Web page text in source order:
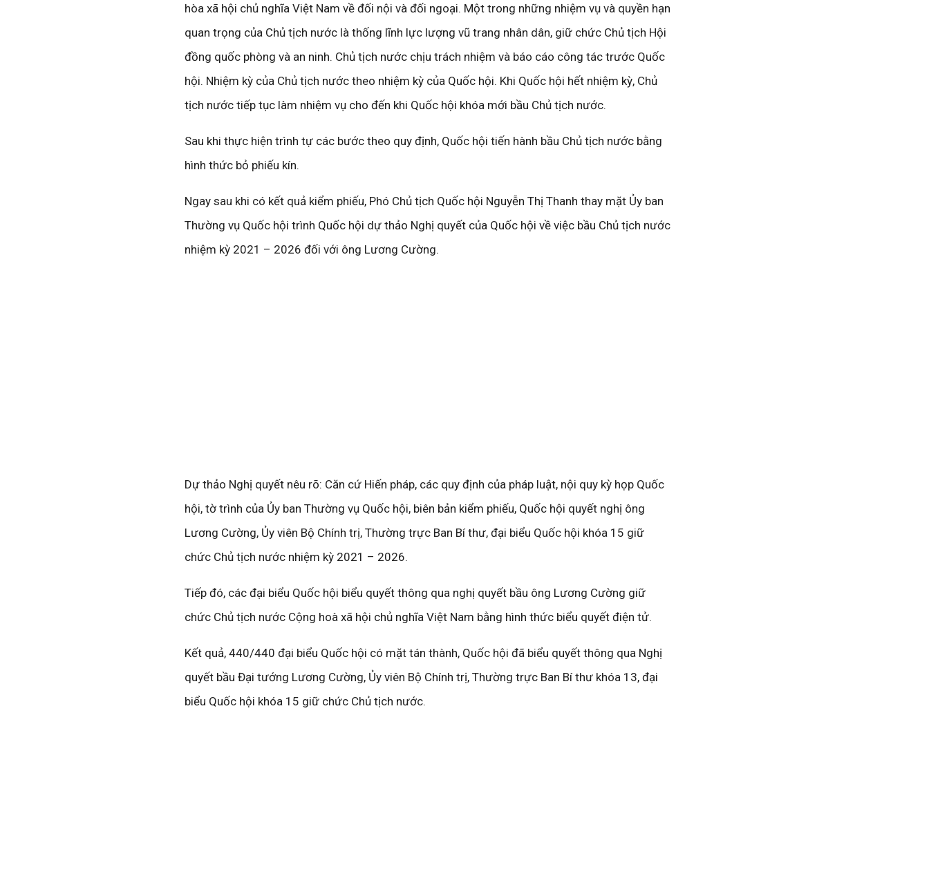
hòa xã hội chủ nghĩa Việt Nam về đối nội và đối ngoại. Một trong những nhiệm vụ và quyền hạn
quan trọng của Chủ tịch nước là thống lĩnh lực lượng vũ trang nhân dân, giữ chức Chủ tịch Hội
đồng quốc phòng và an ninh. Chủ tịch nước chịu trách nhiệm và báo cáo công tác trước Quốc
hội. Nhiệm kỳ của Chủ tịch nước theo nhiệm kỳ của Quốc hội. Khi Quốc hội hết nhiệm kỳ, Chủ
tịch nước tiếp tục làm nhiệm vụ cho đến khi Quốc hội khóa mới bầu Chủ tịch nước.
Sau khi thực hiện trình tự các bước theo quy định, Quốc hội tiến hành bầu Chủ tịch nước bằng
hình thức bỏ phiếu kín.
Ngay sau khi có kết quả kiểm phiếu, Phó Chủ tịch Quốc hội Nguyễn Thị Thanh thay mặt Ủy ban
Thường vụ Quốc hội trình Quốc hội dự thảo Nghị quyết của Quốc hội về việc bầu Chủ tịch nước
nhiệm kỳ 2021 – 2026 đối với ông Lương Cường.
Dự thảo Nghị quyết nêu rõ: Căn cứ Hiến pháp, các quy định của pháp luật, nội quy kỳ họp Quốc
hội, tờ trình của Ủy ban Thường vụ Quốc hội, biên bản kiểm phiếu, Quốc hội quyết nghị ông
Lương Cường, Ủy viên Bộ Chính trị, Thường trực Ban Bí thư, đại biểu Quốc hội khóa 15 giữ
chức Chủ tịch nước nhiệm kỳ 2021 – 2026.
Tiếp đó, các đại biểu Quốc hội biểu quyết thông qua nghị quyết bầu ông Lương Cường giữ
chức Chủ tịch nước Cộng hoà xã hội chủ nghĩa Việt Nam bằng hình thức biểu quyết điện tử.
Kết quả, 440/440 đại biểu Quốc hội có mặt tán thành, Quốc hội đã biểu quyết thông qua Nghị
quyết bầu Đại tướng Lương Cường, Ủy viên Bộ Chính trị, Thường trực Ban Bí thư khóa 13, đại
biểu Quốc hội khóa 15 giữ chức Chủ tịch nước.